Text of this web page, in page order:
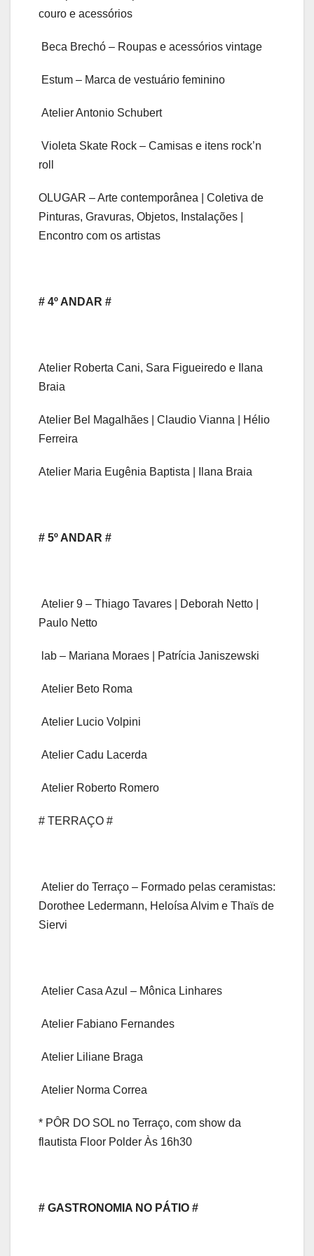
couro e acessórios
Beca Brechó – Roupas e acessórios vintage
Estum – Marca de vestuário feminino
Atelier Antonio Schubert
Violeta Skate Rock – Camisas e itens rock’n
roll
OLUGAR – Arte contemporânea | Coletiva de
Pinturas, Gravuras, Objetos, Instalações |
Encontro com os artistas
# 4º ANDAR #
Atelier Roberta Cani, Sara Figueiredo e Ilana
Braia
Atelier Bel Magalhães | Claudio Vianna | Hélio
Ferreira
Atelier Maria Eugênia Baptista | Ilana Braia
# 5º ANDAR #
Atelier 9 – Thiago Tavares | Deborah Netto |
Paulo Netto
lab – Mariana Moraes | Patrícia Janiszewski
Atelier Beto Roma
Atelier Lucio Volpini
Atelier Cadu Lacerda
Atelier Roberto Romero
# TERRAÇO #
Atelier do Terraço – Formado pelas ceramistas:
Dorothee Ledermann, Heloísa Alvim e Thaïs de
Siervi
Atelier Casa Azul – Mônica Linhares
Atelier Fabiano Fernandes
Atelier Liliane Braga
Atelier Norma Correa
* PÔR DO SOL no Terraço, com show da
flautista Floor Polder Às 16h30
# GASTRONOMIA NO PÁTIO #